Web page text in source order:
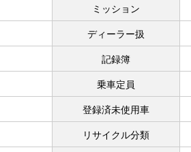
ミッション
ディーラー扱
記録簿
乗車定員
登録済未使用車
リサイクル分類